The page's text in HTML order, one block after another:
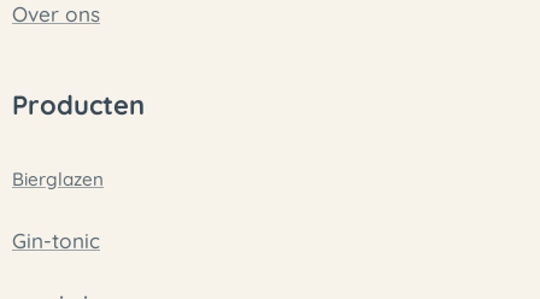
Over ons
Producten
Bierglazen
Gin-tonic